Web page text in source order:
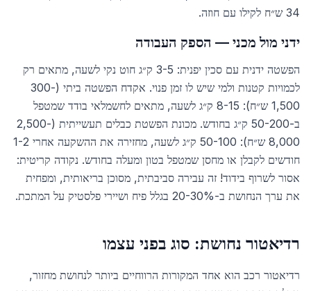
34 ש״ח לקילו עם חוזה.
ידני מול מכני — הספק העבודה
הפשטה ידנית עם סכין יפנית: 3-5 ק״ג חוט נקי לשעה, מתאים רק
לכמויות קטנות ולמי שיש לו זמן פנוי. אקדח הפשטה ביתי (300-
1,500 ש״ח): 8-15 ק״ג לשעה, מתאים לחשמלאי בודד שמטפל
ב-50-200 ק״ג בחודש. מכונת הפשטת כבלים תעשייתית (2,500-
8,000 ש״ח): 50-100 ק״ג לשעה, מחזירה את ההשקעה אחרי 1-2
חודשים לקבלן או מחסן שמטפל בטון ומעלה בחודש. נקודה קריטית:
אסור לשרוף בידוד! זה עבירה סביבתית, מסוכן בריאותית, ומפחית
את ערך הנחושת ב-20-30% בגלל פיח ושיירי פלסטיק על המתכת.
רדיאטור נחושת: סוג בפני עצמו
רדיאטור רכב הוא אחד המקורות הרווחיים ביותר לנחושת מחזור,